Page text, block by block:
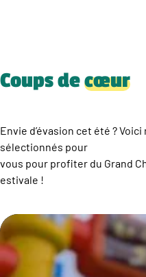
Coups decœur
Envie d’évasion cet été ?
sélectionnés pour
vous pour profiter du Grand
estivale !